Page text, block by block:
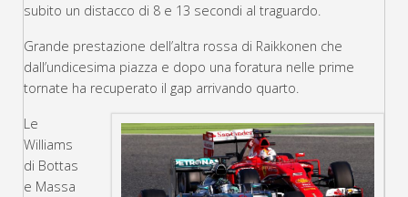
subito un distacco di 8 e 13 secondi al traguardo.
Grande prestazione dell’altra rossa di Raikkonen che
dall’undicesima piazza e dopo una foratura nelle prime
tornate ha recuperato il gap arrivando quarto.
Le
Williams
di Bottas
e Massa